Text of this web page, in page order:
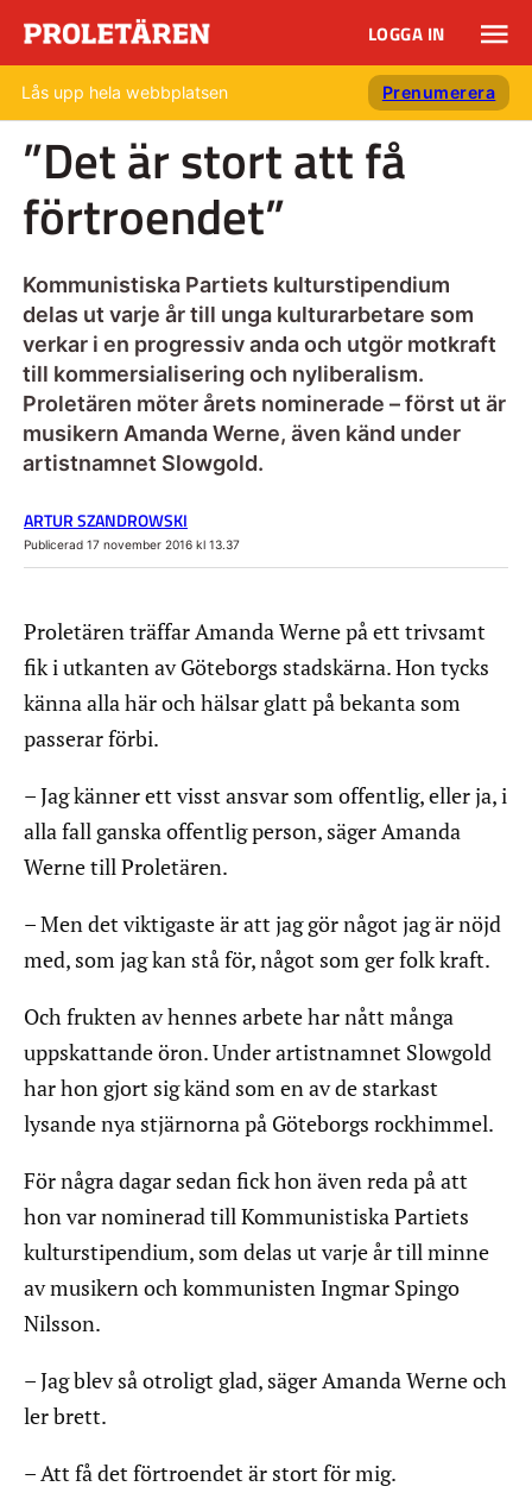
LOGGA IN
Lås upp hela webbplatsen Prenumerera
”Det är stort att få
förtroendet”
Kommunistiska Partiets kulturstipendium
delas ut varje år till unga kulturarbetare som
verkar i en progressiv anda och utgör motkraft
till kommersialisering och nyliberalism.
Proletären möter årets nominerade – först ut är
musikern Amanda Werne, även känd under
artistnamnet Slowgold.
ARTUR SZANDROWSKI
Publicerad 17 november 2016 kl 13.37
Proletären träffar Amanda Werne på ett trivsamt
fik i utkanten av Göteborgs stadskärna. Hon tycks
känna alla här och hälsar glatt på bekanta som
passerar förbi.
– Jag känner ett visst ansvar som offentlig, eller ja, i
alla fall ganska offentlig person, säger Amanda
Werne till Proletären.
– Men det viktigaste är att jag gör något jag är nöjd
med, som jag kan stå för, något som ger folk kraft.
Och frukten av hennes arbete har nått många
uppskattande öron. Under artistnamnet Slowgold
har hon gjort sig känd som en av de starkast
lysande nya stjärnorna på Göteborgs rockhimmel.
För några dagar sedan fick hon även reda på att
hon var nominerad till Kommunistiska Partiets
kulturstipendium, som delas ut varje år till minne
av musikern och kommunisten Ingmar Spingo
Nilsson.
– Jag blev så otroligt glad, säger Amanda Werne och
ler brett.
– Att få det förtroendet är stort för mig.